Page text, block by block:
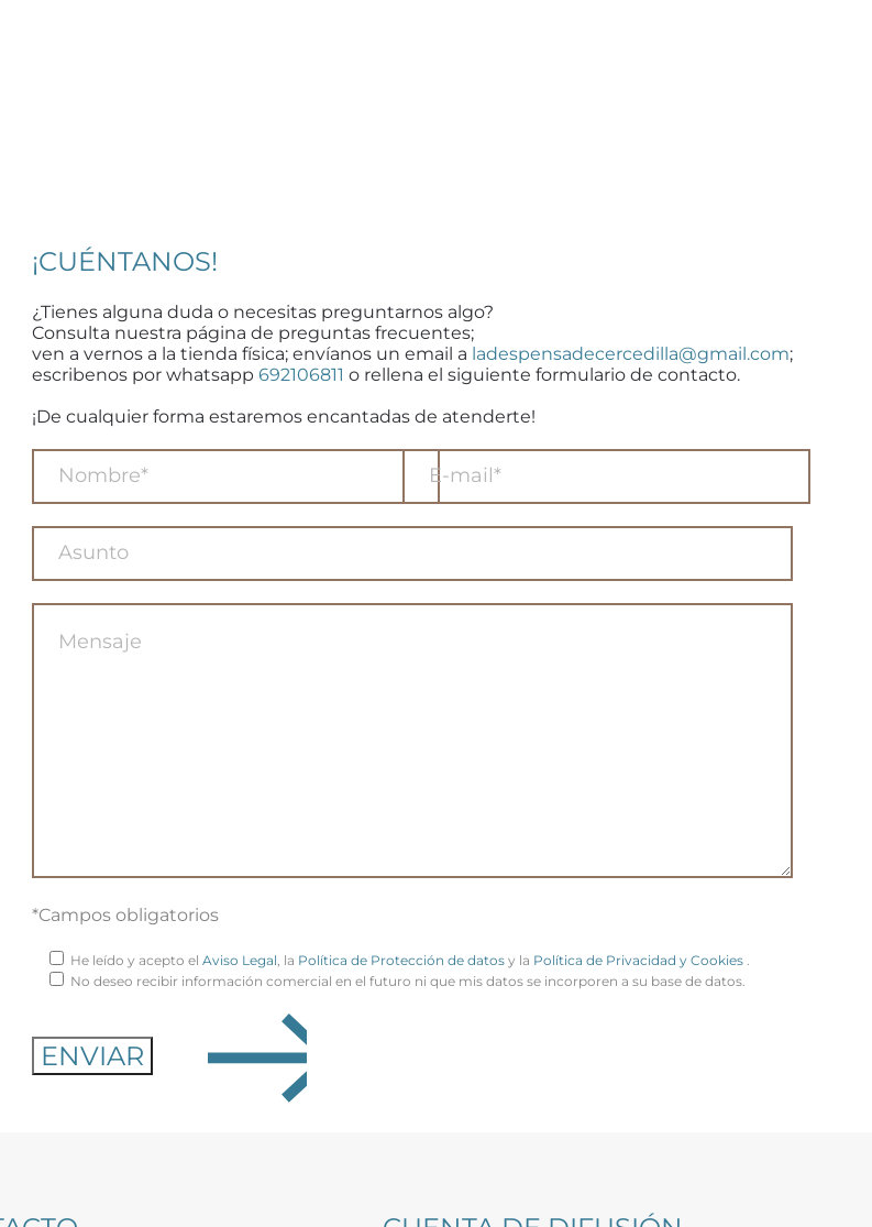
¡CUÉNTANOS!
¿Tienes alguna duda o necesitas preguntarnos algo?
Consulta nuestra página de preguntas frecuentes;
ven a vernos a la tienda física; envíanos un email a ladespensadecercedilla@gmail.com;
escribenos por whatsapp 692106811 o rellena el siguiente formulario de contacto.
¡De cualquier forma estaremos encantadas de atenderte!
*Campos obligatorios
He leído y acepto el Aviso Legal , la Política de Protección de datos y la Política de Privacidad y Cookies
No deseo recibir información comercial en el futuro ni que mis datos se incorporen a su base de datos.